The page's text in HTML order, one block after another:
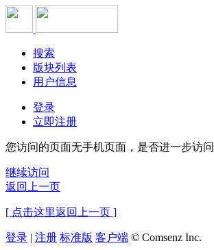
搜索
版块列表
用户信息
登录
立即注册
您访问的页面无手机页面，是否进一步访
继续访问
返回上一页
[ 点击这里返回上一页 ]
登录 | 注册 标准版 客户端 © Comsenz Inc.